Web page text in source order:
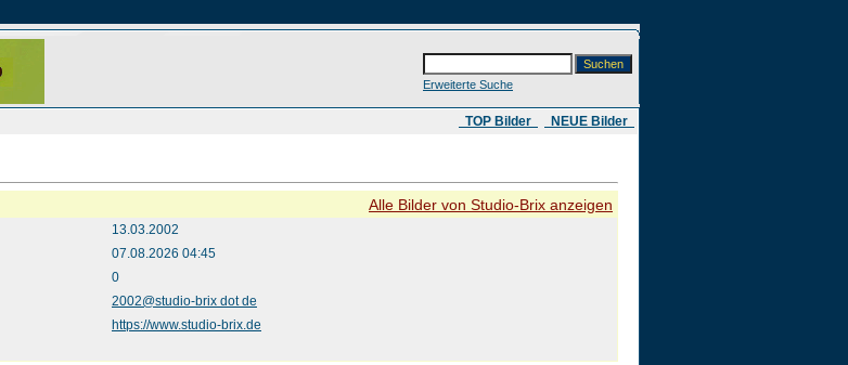
Erweiterte Suche
​ TOP Bilder NEUE Bilder
Alle Bilder von Studio-Brix anzeigen
13.03.2002
07.08.2026 04:45
0
2002@studio-brix dot de
https://www.studio-brix.de